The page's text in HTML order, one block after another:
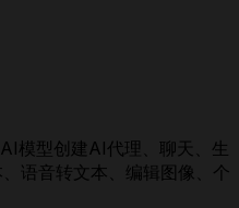
模型创建AI代理、聊天、生
语音转文本、编辑图像、个